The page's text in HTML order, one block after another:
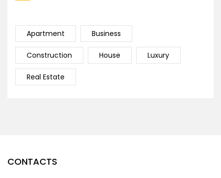
Apartment Business
Construction House Luxury
Real Estate
CONTACTS